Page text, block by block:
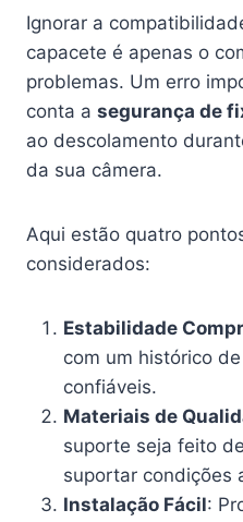
Ignorar a
capacete é apenas o
problemas. Um erro
conta a segurança de
ao descolamento
da sua câmera.
Aqui estão quatro
considerados:
Estabilidade
com um histórico
confiáveis.
Materiais de
suporte seja feito
suportar condições
Instalação Fácil: